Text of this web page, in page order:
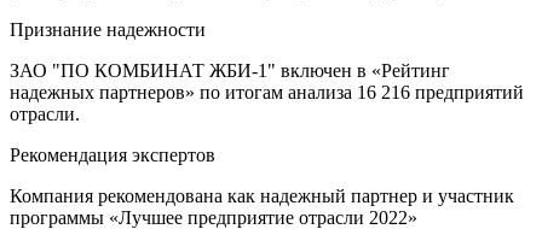
Признание надежности
ЗАО "ПО КОМБИНАТ ЖБИ-1" включен в «Рейтинг
надежных партнеров» по итогам анализа 16 216 предприятий
отрасли.
Рекомендация экспертов
Компания рекомендована как надежный партнер и участник
программы «Лучшее предприятие отрасли 2022»